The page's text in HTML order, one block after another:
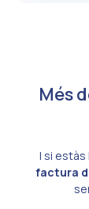
Més
I si estàs
factura